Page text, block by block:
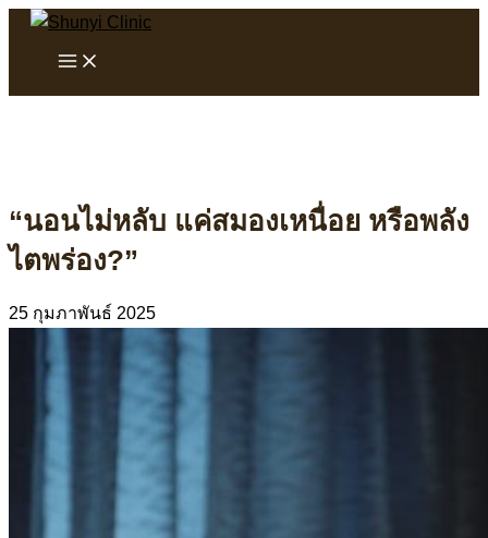
Skip
Main
“นอนไม่หลับ แค่สมองเหนื่อย หรือพลัง
ไตพร่อง?”
25 กุมภาพันธ์ 2025